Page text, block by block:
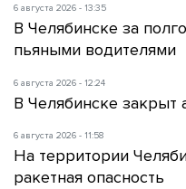
6 августа 2026 - 13:35
В Челябинске за
пьяными водителями
6 августа 2026 - 12:24
В Челябинске закрыт
6 августа 2026 - 11:58
На территории
ракетная опасность